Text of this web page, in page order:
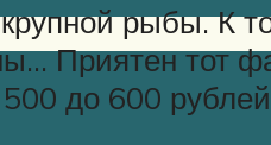
рыбы. К
Приятен тот
до 600